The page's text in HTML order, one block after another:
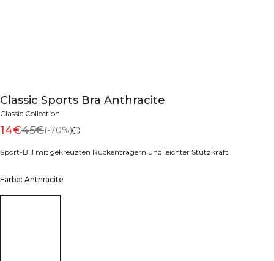
Classic Sports Bra Anthracite
Classic Collection
14€45€(-70%)
Sport-BH mit gekreuzten Rückenträgern und leichter Stützkraft.
Farbe: Anthracite